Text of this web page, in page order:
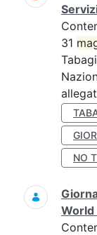
31
NO
World